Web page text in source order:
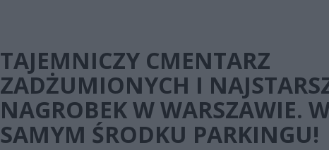
TAJEMNICZY CMENTARZ
ZADŻUMIONYCH I
NAGROBEK W WARSZAWIE.
SAMYM ŚRODKU PARKINGU!